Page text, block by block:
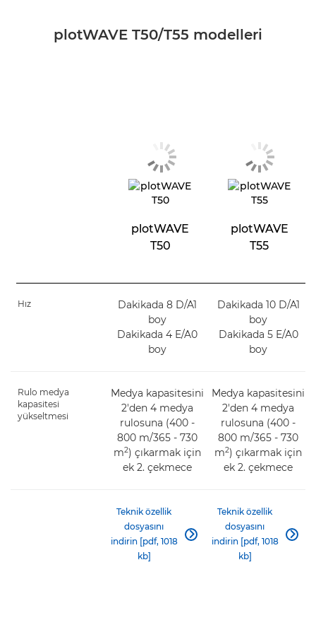
plotWAVE T50/T55 modelleri
plotWAVE
T50
plotWAVE
T55
Hız
Dakikada 8 D/A1
boy
Dakikada 4 E/A0
boy
Dakikada 10 D/A1
boy
Dakikada 5 E/A0
boy
Rulo medya
kapasitesi
yükseltmesi
Medya kapasitesini
2'den 4 medya
rulosuna (400 -
800 m/365 - 730
m2) çıkarmak için
ek 2. çekmece
Medya kapasitesini
2'den 4 medya
rulosuna (400 -
800 m/365 - 730
m2) çıkarmak için
ek 2. çekmece
Teknik özellik
dosyasını
indirin [pdf, 1018
kb]

Teknik özellik
dosyasını
indirin [pdf, 1018
kb]
